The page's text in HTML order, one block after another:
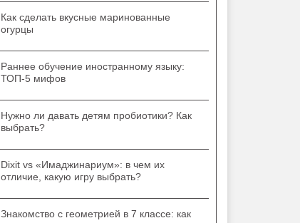
Как сделать вкусные маринованные
огурцы
Раннее обучение иностранному языку:
ТОП-5 мифов
Нужно ли давать детям пробиотики? Как
выбрать?
Dixit vs «Имаджинариум»: в чем их
отличие, какую игру выбрать?
Знакомство с геометрией в 7 классе: как